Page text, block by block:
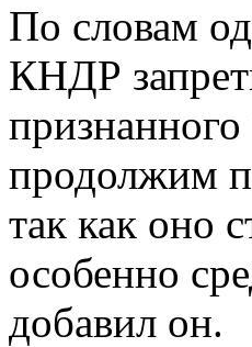
По словам
КНДР
продолжим
так как оно
особенно
добавил он.